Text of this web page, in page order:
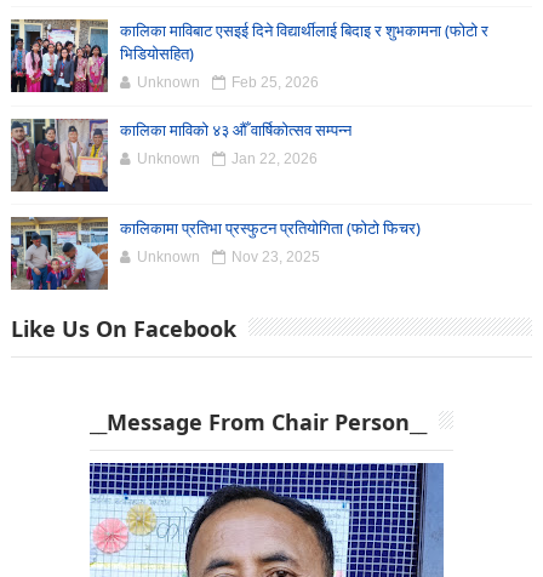
कालिका माविबाट एसइई दिने विद्यार्थीलाई बिदाइ र शुभकामना (फोटो र
भिडियोसहित)
Unknown Feb 25, 2026
कालिका माविको ४३ औँ वार्षिकोत्सव सम्पन्न
Unknown Jan 22, 2026
कालिकामा प्रतिभा प्रस्फुटन प्रतियोगिता (फोटो फिचर)
Unknown Nov 23, 2025
Like Us On Facebook
__Message From Chair Person__